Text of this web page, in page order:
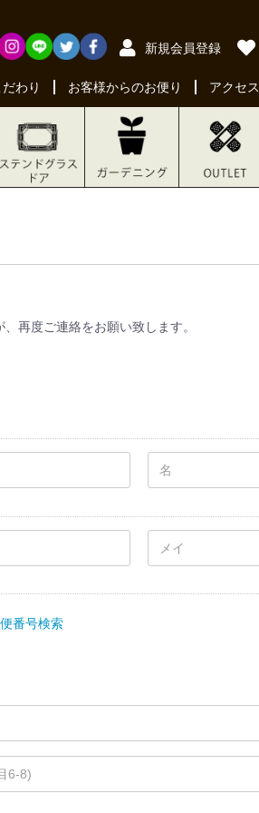
新規会員登録
わり お客様からのお便り アクセス
再度ご連絡をお願い致します。
番号検索